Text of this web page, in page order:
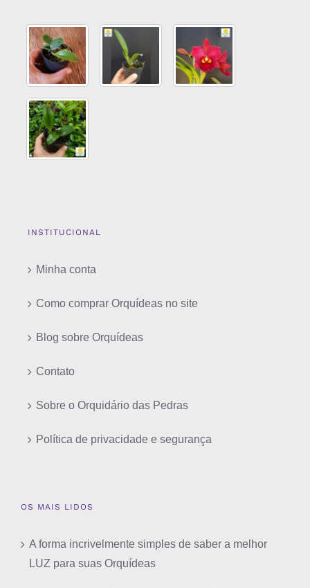
INSTITUCIONAL
Minha conta
Como comprar Orquídeas no site
Blog sobre Orquídeas
Contato
Sobre o Orquidário das Pedras
Política de privacidade e segurança
OS MAIS LIDOS
A forma incrivelmente simples de saber a melhor
LUZ para suas Orquídeas